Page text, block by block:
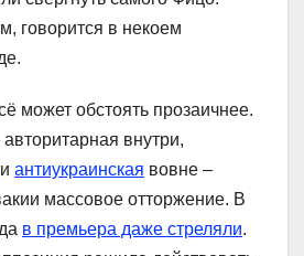
говорится в некоем
может обстоять прозаичнее.
внутри,
и антиукраинская вовне –
массовое отторжение. В
в премьера даже стреляли.